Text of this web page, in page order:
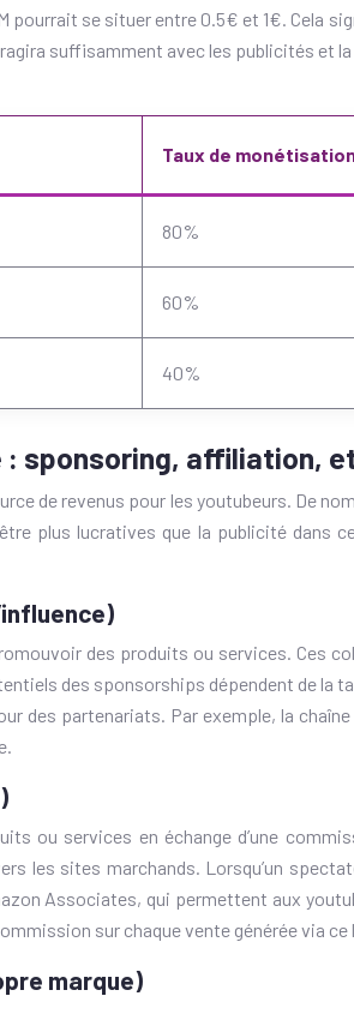
pourrait se situer entre 0.5€ et 1€. Cela
suffisamment avec les publicités et la
Taux de
80%
60%
40%
: sponsoring, affiliation,
de revenus pour les youtubeurs.
plus lucratives que la publicité
des produits ou services. Ces
des sponsorships dépendent de la
des partenariats. Par exemple, la
ou services en échange d’une
les sites marchands. Lorsqu’un
Associates, qui permettent aux
sur chaque vente générée via ce
marque)